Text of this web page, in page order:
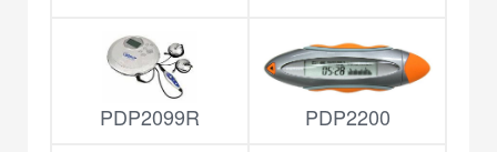
PDP2099R PDP2200